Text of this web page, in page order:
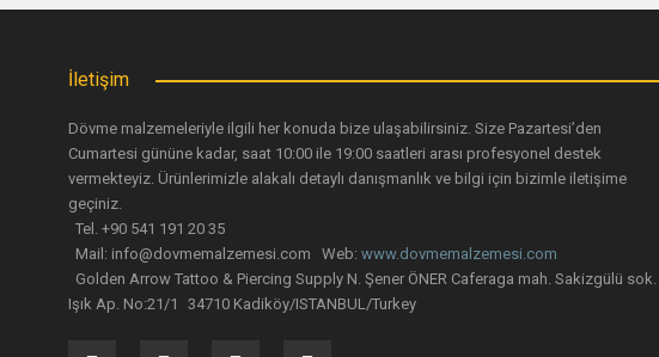
İletişim
Dövme malzemeleriyle ilgili her konuda bize ulaşabilirsiniz. Size Pazartesi’den
Cumartesi gününe kadar, saat 10:00 ile 19:00 saatleri arası profesyonel destek
vermekteyiz. Ürünlerimizle alakalı detaylı danışmanlık ve bilgi için bizimle iletişime
geçiniz.
Tel. +90 541 191 20 35
Mail: info@dovmemalzemesi.com Web: www.dovmemalzemesi.com
Golden Arrow Tattoo & Piercing Supply N. Şener ÖNER Caferaga mah. Sakizgülü sok.
Işık Ap. No:21/1 34710 Kadiköy/ISTANBUL/Turkey